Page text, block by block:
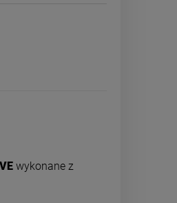
wykonane z